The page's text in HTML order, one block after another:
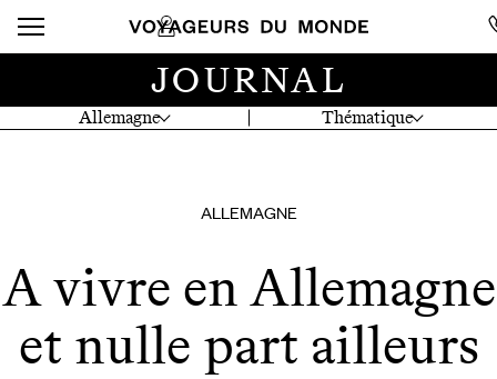
Allemagne Thématique
JOURNAL
ALLEMAGNE
A vivre en Allemagne
et nulle part ailleurs